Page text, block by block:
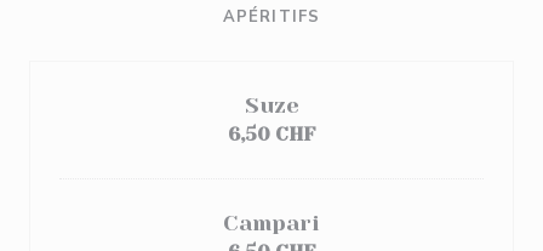
APÉRITIFS
Suze
6,50 CHF
Campari